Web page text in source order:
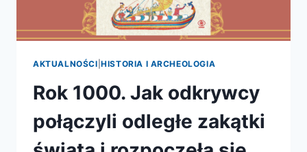
AKTUALNOŚCI |HISTORIA I ARCHEOLOGIA
Rok 1000. Jak odkrywcy
połączyli odległe zakątki